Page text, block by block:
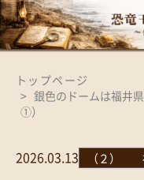
トップページ
銀色のドームは福井
①）
2026.03.13 （２）